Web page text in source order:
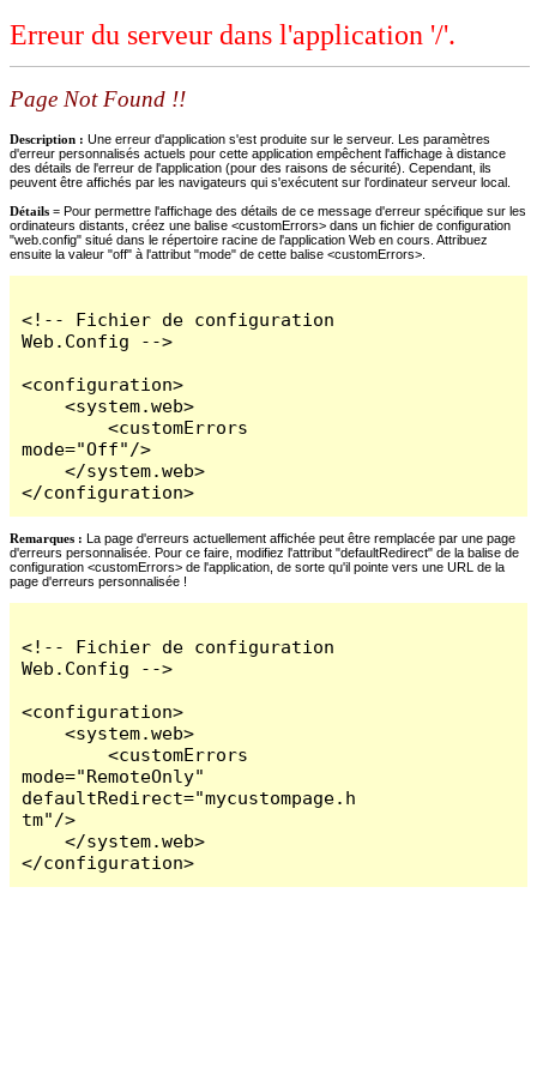
Erreur du serveur dans l'application '/'.
Page Not Found !!
Description : Une erreur d'application s'est produite sur le serveur. Les paramètres
d'erreur personnalisés actuels pour cette application empêchent l'affichage à distance
des détails de l'erreur de l'application (pour des raisons de sécurité). Cependant, ils
peuvent être affichés par les navigateurs qui s'exécutent sur l'ordinateur serveur local.
Détails = Pour permettre l'affichage des détails de ce message d'erreur spécifique sur les
ordinateurs distants, créez une balise <customErrors> dans un fichier de configuration
"web.config" situé dans le répertoire racine de l'application Web en cours. Attribuez
ensuite la valeur "off" à l'attribut "mode" de cette balise <customErrors>.
<!-- Fichier de configuration
Web.Config -->
<configuration>
    <system.web>
        <customErrors
mode="Off"/>
    </system.web>
</configuration>
Remarques : La page d'erreurs actuellement affichée peut être remplacée par une page
d'erreurs personnalisée. Pour ce faire, modifiez l'attribut "defaultRedirect" de la balise de
configuration <customErrors> de l'application, de sorte qu'il pointe vers une URL de la
page d'erreurs personnalisée !
<!-- Fichier de configuration
Web.Config -->
<configuration>
    <system.web>
        <customErrors
mode="RemoteOnly"
defaultRedirect="mycustompage.h
tm"/>
    </system.web>
</configuration>